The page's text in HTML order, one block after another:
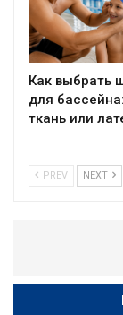
Как выбрать
для
ткань или
PREV NEXT